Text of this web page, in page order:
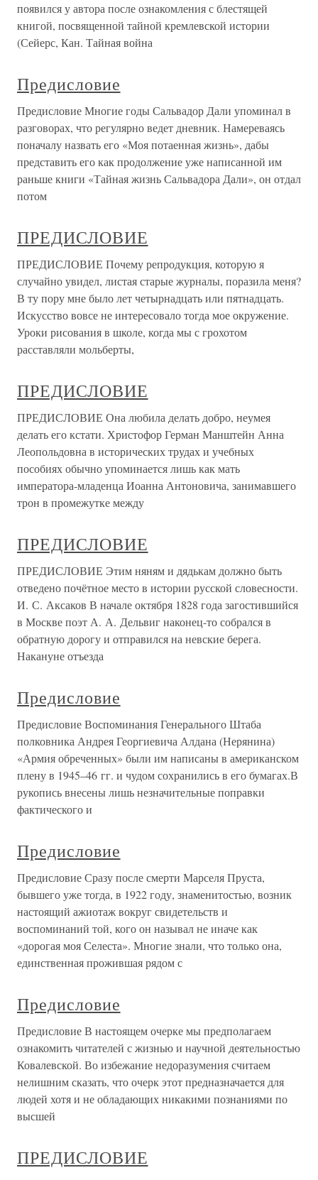
появился у автора после ознакомления с блестящей
книгой, посвященной тайной кремлевской истории
(Сейерс, Кан. Тайная война
Предисловие
Предисловие Многие годы Сальвадор Дали упоминал в
разговорах, что регулярно ведет дневник. Намереваясь
поначалу назвать его «Моя потаенная жизнь», дабы
представить его как продолжение уже написанной им
раньше книги «Тайная жизнь Сальвадора Дали», он отдал
потом
ПРЕДИСЛОВИЕ
ПРЕДИСЛОВИЕ Почему репродукция, которую я
случайно увидел, листая старые журналы, поразила меня?
В ту пору мне было лет четырнадцать или пятнадцать.
Искусство вовсе не интересовало тогда мое окружение.
Уроки рисования в школе, когда мы с грохотом
расставляли мольберты,
ПРЕДИСЛОВИЕ
ПРЕДИСЛОВИЕ Она любила делать добро, неумея
делать его кстати. Христофор Герман Манштейн Анна
Леопольдовна в исторических трудах и учебных
пособиях обычно упоминается лишь как мать
императора-младенца Иоанна Антоновича, занимавшего
трон в промежутке между
ПРЕДИСЛОВИЕ
ПРЕДИСЛОВИЕ Этим няням и дядькам должно быть
отведено почётное место в истории русской словесности.
И. С. Аксаков В начале октября 1828 года загостившийся
в Москве поэт А. А. Дельвиг наконец-то собрался в
обратную дорогу и отправился на невские берега.
Накануне отъезда
Предисловие
Предисловие Воспоминания Генерального Штаба
полковника Андрея Георгиевича Алдана (Нерянина)
«Армия обреченных» были им написаны в американском
плену в 1945–46 гг. и чудом сохранились в его бумагах.В
рукопись внесены лишь незначительные поправки
фактического и
Предисловие
Предисловие Сразу после смерти Марселя Пруста,
бывшего уже тогда, в 1922 году, знаменитостью, возник
настоящий ажиотаж вокруг свидетельств и
воспоминаний той, кого он называл не иначе как
«дорогая моя Селеста». Многие знали, что только она,
единственная прожившая рядом с
Предисловие
Предисловие В настоящем очерке мы предполагаем
ознакомить читателей с жизнью и научной деятельностью
Ковалевской. Во избежание недоразумения считаем
нелишним сказать, что очерк этот предназначается для
людей хотя и не обладающих никакими познаниями по
высшей
ПРЕДИСЛОВИЕ